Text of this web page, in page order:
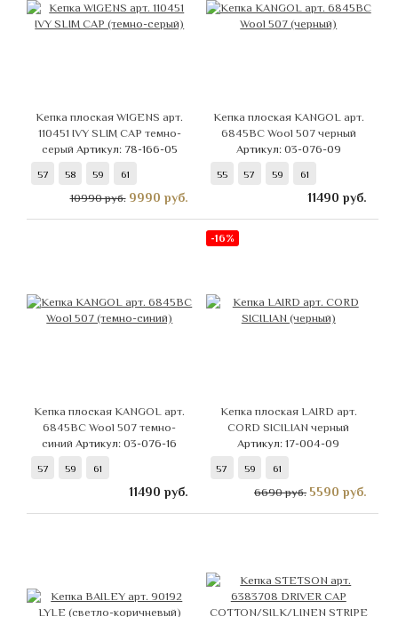
Кепка плоская WIGENS арт.
110451 IVY SLIM CAP темно-
серый Артикул: 78-166-05
57 58 59 61
10990 руб. 9990 руб.
Кепка плоская KANGOL арт.
6845BC Wool 507 черный
Артикул: 03-076-09
55 57 59 61
11490 руб.
Кепка плоская KANGOL арт.
6845BC Wool 507 темно-
синийАртикул: 03-076-16
57 59 61
11490 руб.
-16%
Кепка плоская LAIRD арт.
CORD SICILIAN черный
Артикул: 17-004-09
57 59 61
6690 руб. 5590 руб.